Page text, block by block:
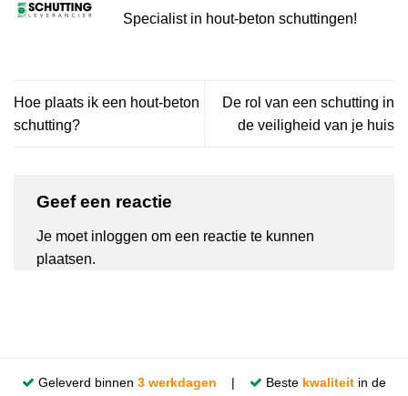
Specialist in hout-beton schuttingen!
Hoe plaats ik een hout-beton
schutting?
De rol van een schutting in
de veiligheid van je huis
Geef een reactie
Je moet inloggen om een reactie te kunnen
plaatsen.
Geleverd binnen 3 werkdagen | Beste kwaliteit in de